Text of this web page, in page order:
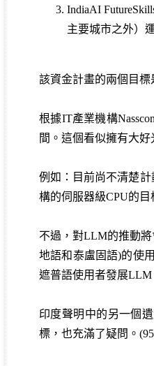
IndiaAI
主要城市之外）
該資金計畫的兩個目
根據IT產業機構
間。這個看似擁有大
例如：目前尚不清楚
構的伺服器級CPU的
不過，對LLM的推動
地語和泰盧固語)的使
遮普語使用者發展LLM
印度聲明中的另一個
標，也充滿了疑問。